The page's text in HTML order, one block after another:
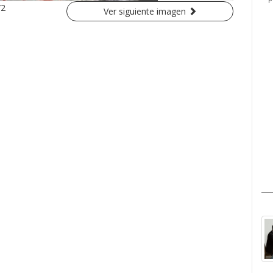
Ver siguiente imagen